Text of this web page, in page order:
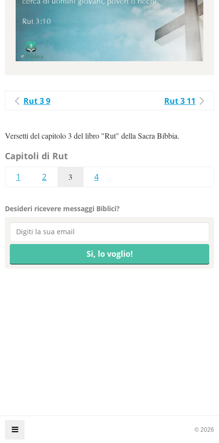
Rut 3 9 Rut 3 11
Versetti del capitolo 3 del libro "Rut" della Sacra Bibbia.
Capitoli di Rut
1 2 3 4
Desideri ricevere messaggi Biblici?
© 2026